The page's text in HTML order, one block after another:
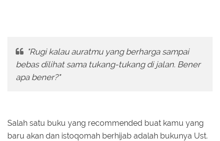
"Rugi kalau auratmu yang berharga sampai
bebas dilihat sama tukang-tukang di jalan. Bener
apa bener?"
Salah satu buku yang recommended buat kamu yang
baru akan dan istoqomah berhijab adalah bukunya Ust.